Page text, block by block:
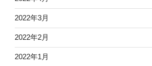
2022年3月
2022年2月
2022年1月